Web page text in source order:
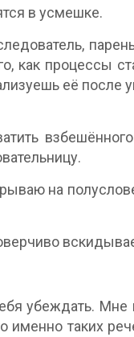
в усмешке.
как процессы
её после
на
убеждать. Мне
именно таких